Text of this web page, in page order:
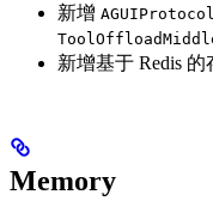
新增
新增基于 Redis 的
Memory